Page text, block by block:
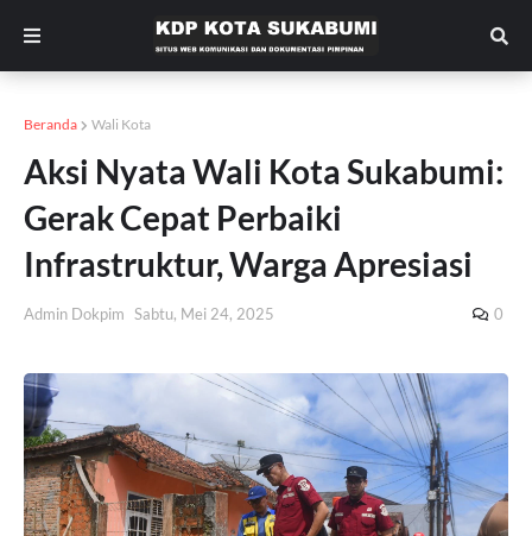
Beranda Wali Kota
Aksi Nyata Wali Kota Sukabumi:
Gerak Cepat Perbaiki
Infrastruktur, Warga Apresiasi
Admin Dokpim Sabtu, Mei 24, 2025 0